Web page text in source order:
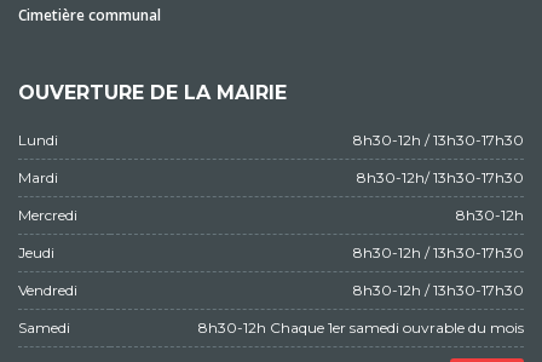
Cimetière communal
OUVERTURE DE LA MAIRIE
Lundi 8h30-12h / 13h30-17h30
Mardi 8h30-12h/ 13h30-17h30
Mercredi 8h30-12h
Jeudi 8h30-12h / 13h30-17h30
Vendredi 8h30-12h / 13h30-17h30
Samedi 8h30-12h Chaque 1er samedi ouvrable du mois